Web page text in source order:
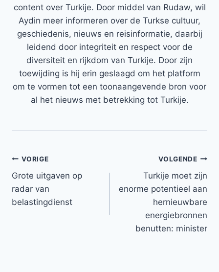
content over Turkije. Door middel van Rudaw, wil
Aydin meer informeren over de Turkse cultuur,
geschiedenis, nieuws en reisinformatie, daarbij
leidend door integriteit en respect voor de
diversiteit en rijkdom van Turkije. Door zijn
toewijding is hij erin geslaagd om het platform
om te vormen tot een toonaangevende bron voor
al het nieuws met betrekking tot Turkije.
Bericht
navigatie
VORIGE
Grote uitgaven op
radar van
belastingdienst
VOLGENDE
Turkije moet zijn
enorme potentieel aan
hernieuwbare
energiebronnen
benutten: minister